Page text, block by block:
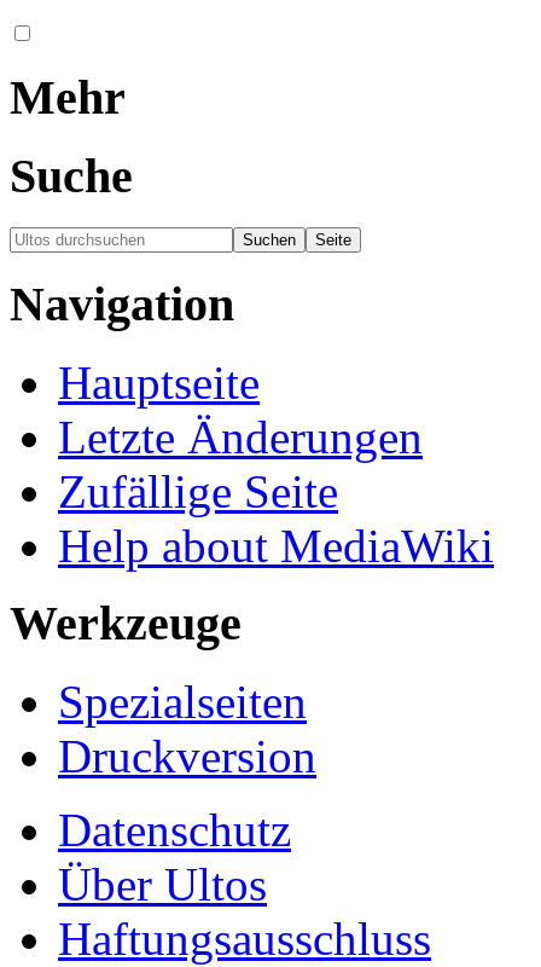
Mehr
Suche
Navigation
Hauptseite
Letzte Änderungen
Zufällige Seite
Help about MediaWiki
Werkzeuge
Spezialseiten
Druckversion
Datenschutz
Über Ultos
Haftungsausschluss